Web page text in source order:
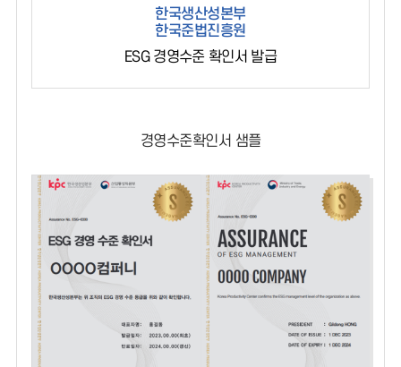
한국생산성본부
한국준법진흥원
ESG 경영수준 확인서 발급
경영수준확인서 샘플